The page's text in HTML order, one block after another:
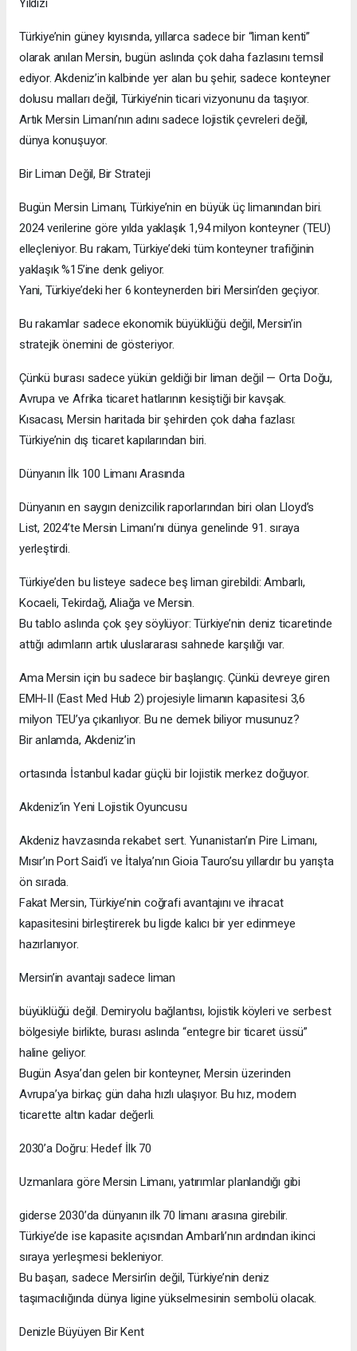
Yıldızı
Türkiye’nin güney kıyısında, yıllarca sadece bir “liman kenti”
olarak anılan Mersin, bugün aslında çok daha fazlasını temsil
ediyor. Akdeniz’in kalbinde yer alan bu şehir, sadece konteyner
dolusu malları değil, Türkiye’nin ticari vizyonunu da taşıyor.
Artık Mersin Limanı’nın adını sadece lojistik çevreleri değil,
dünya konuşuyor.
Bir Liman Değil, Bir Strateji
Bugün Mersin Limanı, Türkiye’nin en büyük üç limanından biri.
2024 verilerine göre yılda yaklaşık 1,94 milyon konteyner (TEU)
elleçleniyor. Bu rakam, Türkiye’deki tüm konteyner trafiğinin
yaklaşık %15’ine denk geliyor.
Yani, Türkiye’deki her 6 konteynerden biri Mersin’den geçiyor.
Bu rakamlar sadece ekonomik büyüklüğü değil, Mersin’in
stratejik önemini de gösteriyor.
Çünkü burası sadece yükün geldiği bir liman değil — Orta Doğu,
Avrupa ve Afrika ticaret hatlarının kesiştiği bir kavşak.
Kısacası, Mersin haritada bir şehirden çok daha fazlası:
Türkiye’nin dış ticaret kapılarından biri.
Dünyanın İlk 100 Limanı Arasında
Dünyanın en saygın denizcilik raporlarından biri olan Lloyd’s
List, 2024’te Mersin Limanı’nı dünya genelinde 91. sıraya
yerleştirdi.
Türkiye’den bu listeye sadece beş liman girebildi: Ambarlı,
Kocaeli, Tekirdağ, Aliağa ve Mersin.
Bu tablo aslında çok şey söylüyor: Türkiye’nin deniz ticaretinde
attığı adımların artık uluslararası sahnede karşılığı var.
Ama Mersin için bu sadece bir başlangıç. Çünkü devreye giren
EMH-II (East Med Hub 2) projesiyle limanın kapasitesi 3,6
milyon TEU’ya çıkarılıyor. Bu ne demek biliyor musunuz?
Bir anlamda, Akdeniz’in
ortasında İstanbul kadar güçlü bir lojistik merkez doğuyor.
Akdeniz’in Yeni Lojistik Oyuncusu
Akdeniz havzasında rekabet sert. Yunanistan’ın Pire Limanı,
Mısır’ın Port Said’i ve İtalya’nın Gioia Tauro’su yıllardır bu yarışta
ön sırada.
Fakat Mersin, Türkiye’nin coğrafi avantajını ve ihracat
kapasitesini birleştirerek bu ligde kalıcı bir yer edinmeye
hazırlanıyor.
Mersin’in avantajı sadece liman
büyüklüğü değil. Demiryolu bağlantısı, lojistik köyleri ve serbest
bölgesiyle birlikte, burası aslında “entegre bir ticaret üssü”
haline geliyor.
Bugün Asya’dan gelen bir konteyner, Mersin üzerinden
Avrupa’ya birkaç gün daha hızlı ulaşıyor. Bu hız, modern
ticarette altın kadar değerli.
2030’a Doğru: Hedef İlk 70
Uzmanlara göre Mersin Limanı, yatırımlar planlandığı gibi
giderse 2030’da dünyanın ilk 70 limanı arasına girebilir.
Türkiye’de ise kapasite açısından Ambarlı’nın ardından ikinci
sıraya yerleşmesi bekleniyor.
Bu başarı, sadece Mersin’in değil, Türkiye’nin deniz
taşımacılığında dünya ligine yükselmesinin sembolü olacak.
Denizle Büyüyen Bir Kent